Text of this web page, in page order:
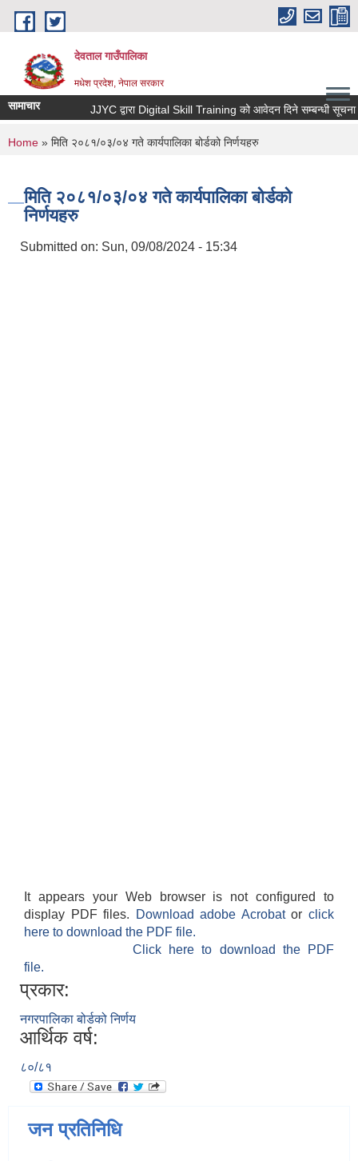
Skip to main content
देवताल गाउँपालिका
मधेश प्रदेश, नेपाल सरकार
सामाचार JJYC द्वारा Digital Skill Training को आवेदन दिने सम्बन्धी सूचना।
You are here
Home » मिति २०८१/०३/०४ गते कार्यपालिका बोर्डको निर्णयहरु
मिति २०८१/०३/०४ गते कार्यपालिका बोर्डको
निर्णयहरु
Submitted on: Sun, 09/08/2024 - 15:34
It appears your Web browser is not configured to
display PDF files.
Download adobe Acrobatorclick
here to download the PDF file.
Click here to download the PDF
file.
प्रकार:
नगरपालिका बोर्डको निर्णय
आर्थिक वर्ष:
८०/८१
जन प्रतिनिधि